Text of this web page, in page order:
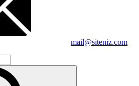
mail@siteniz.com